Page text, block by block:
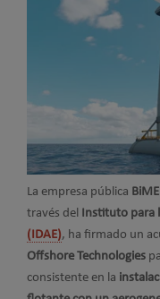
La empresa pública
través del
Instituto para
(IDAE), ha firmado un
Offshore Technologies
consistente en la